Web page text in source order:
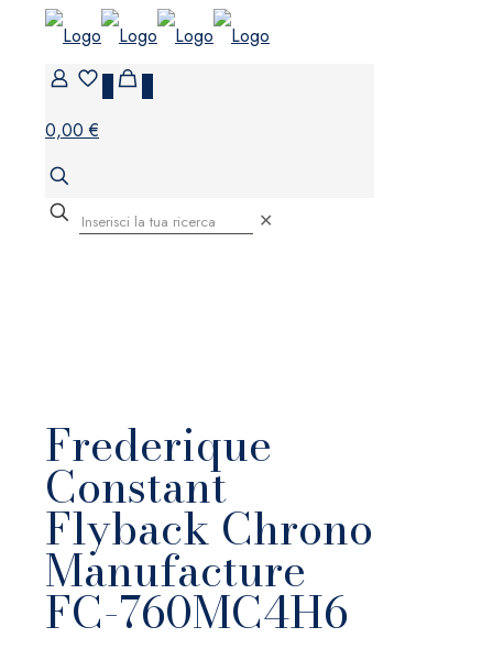
0,00 €
✕
Frederique
Constant
Flyback Chrono
Manufacture
FC-760MC4H6